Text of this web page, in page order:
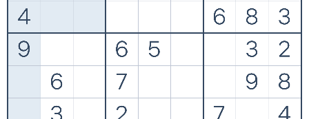
9 ส.ค.
คำท้าทายประจำวัน
ปานกลาง
ผู้เชี่ยวชาญ